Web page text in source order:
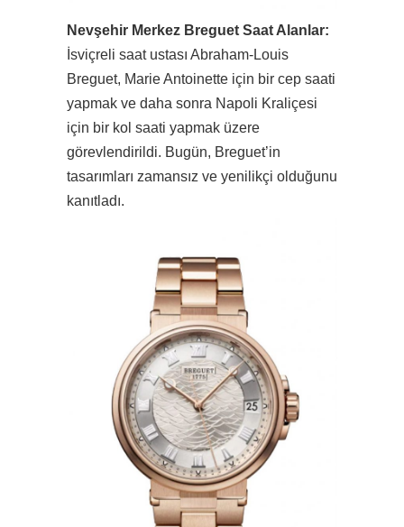
Nevşehir Merkez Breguet Saat Alanlar:
İsviçreli saat ustası Abraham-Louis
Breguet, Marie Antoinette için bir cep saati
yapmak ve daha sonra Napoli Kraliçesi
için bir kol saati yapmak üzere
görevlendirildi. Bugün, Breguet’in
tasarımları zamansız ve yenilikçi olduğunu
kanıtladı.